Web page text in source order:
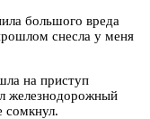
большого вреда
снесла у меня
на приступ
железнодорожный
сомкнул.